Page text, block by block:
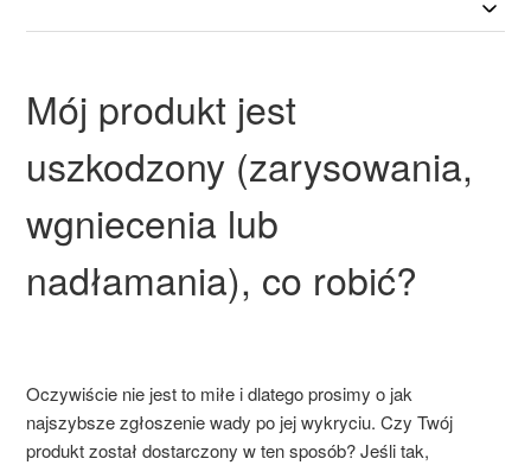
Mój produkt jest
uszkodzony (zarysowania,
wgniecenia lub
nadłamania), co robić?
Oczywiście nie jest to miłe i dlatego prosimy o jak
najszybsze zgłoszenie wady po jej wykryciu. Czy Twój
produkt został dostarczony w ten sposób? Jeśli tak,